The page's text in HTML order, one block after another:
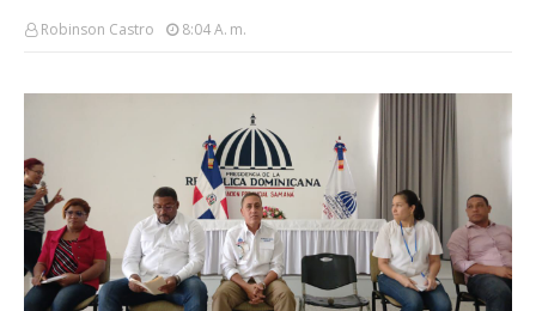
Robinson Castro 8:04 A. M.